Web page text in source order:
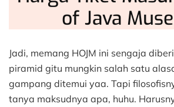
of Java
Jadi, memang HOJM ini sengaja
piramid gitu mungkin salah satu
gampang ditemui yaa. Tapi
tanya maksudnya apa, huhu.